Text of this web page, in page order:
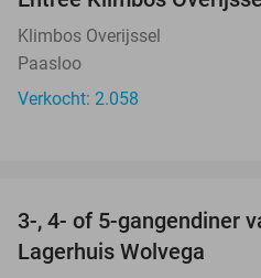
Klimbos Overijssel
Paasloo
Verkocht: 2.058
3-, 4- of 5-gangendiner
Lagerhuis Wolvega